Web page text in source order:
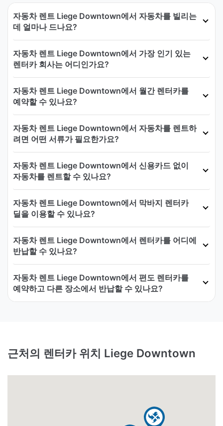
자동차 렌트 Liege Downtown에서 자동차를 빌리는
데 얼마나 드나요?
자동차 렌트 Liege Downtown에서 가장 인기 있는
렌터카 회사는 어디인가요?
자동차 렌트 Liege Downtown에서 월간 렌터카를
예약할 수 있나요?
자동차 렌트 Liege Downtown에서 자동차를 렌트하
려면 어떤 서류가 필요한가요?
자동차 렌트 Liege Downtown에서 신용카드 없이
자동차를 렌트할 수 있나요?
자동차 렌트 Liege Downtown에서 막바지 렌터카
딜을 이용할 수 있나요?
자동차 렌트 Liege Downtown에서 렌터카를 어디에
반납할 수 있나요?
자동차 렌트 Liege Downtown에서 편도 렌터카를
예약하고 다른 장소에서 반납할 수 있나요?
근처의 렌터카 위치 Liege Downtown